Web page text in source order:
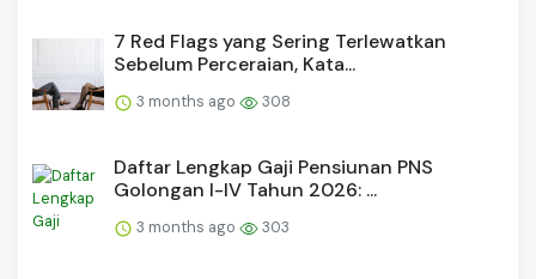
7 Red Flags yang Sering Terlewatkan
Sebelum Perceraian, Kata...
3 months ago 308
Daftar Lengkap Gaji Pensiunan PNS
Golongan I-IV Tahun 2026: ...
3 months ago 303